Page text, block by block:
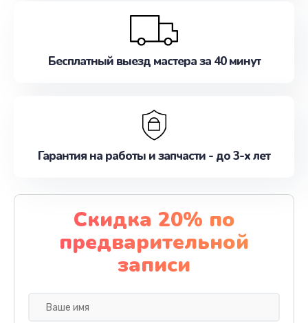
Бесплатный выезд мастера за 40 минут
Гарантия на работы и запчасти - до 3-х лет
Скидка 20% по
предварительной
записи